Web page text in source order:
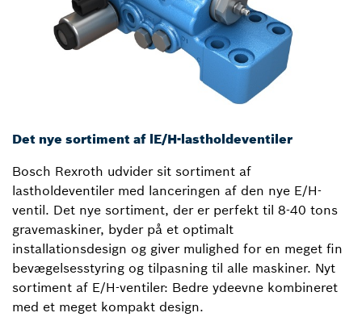
Det nye sortiment af lE/H-lastholdeventiler
Bosch Rexroth udvider sit sortiment af
lastholdeventiler med lanceringen af den nye E/H-
ventil. Det nye sortiment, der er perfekt til 8-40 tons
gravemaskiner, byder på et optimalt
installationsdesign og giver mulighed for en meget fin
bevægelsesstyring og tilpasning til alle maskiner. Nyt
sortiment af E/H-ventiler: Bedre ydeevne kombineret
med et meget kompakt design.